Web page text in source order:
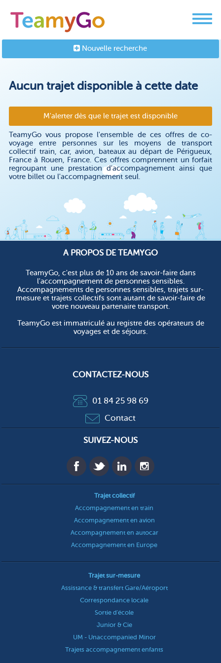
Nouvelle recherche
Aucun trajet disponible à cette date
M'alerter dès que le trajet est disponible
TeamyGo vous propose l'ensemble de ces offres de co-
voyage entre personnes sur les moyens de transport
collectif train, car, avion, bateaux au départ de Périgueux,
France à Rouen, France. Ces offres comprennent un forfait
regroupant une prestation d'accompagnement ainsi que
votre billet ou l'accompagnement seul.
A PROPOS DE TEAMYGO
TeamyGo, c'est plus de 10 ans de savoir-faire dans
l'accompagnement de personnes sensibles.
Accompagnements de personnes sensibles, trajets sur-
mesure et trajets collectifs sont autant de savoir-faire de
votre nouveau partenaire transport.
TeamyGo est immatriculé au registre des opérateurs de
voyages et de séjours.
CONTACTEZ-NOUS
01 84 25 98 69
Contact
SUIVEZ-NOUS
Trajet collectif
Accompagnement en train
Accompagnement en avion
Accompagnement en autocar
Accompagnement en Europe
Trajet sur-mesure
Assistance & transfert Gare/Aéroport
Correspondance locale
Sortie d'école
Junior & Cie
UM - Unaccompanied Minor
Trajets accompagnement enfants